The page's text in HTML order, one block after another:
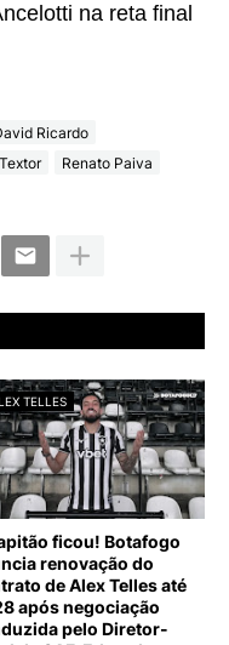
na reta final
Ricardo
Renato Paiva
TELLES
ficou! Botafogo
renovação do
de Alex Telles até
após negociação
pelo Diretor-